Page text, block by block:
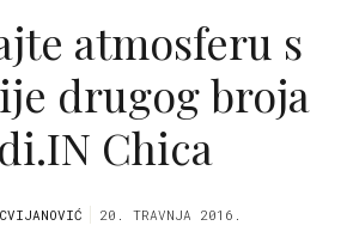
atmosferu s
drugog broja
Chica
20. TRAVNJA 2016.